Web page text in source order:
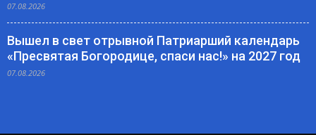
07.08.2026
Вышел в свет отрывной Патриарший календарь
«Пресвятая Богородице, спаси нас!» на 2027 год
07.08.2026